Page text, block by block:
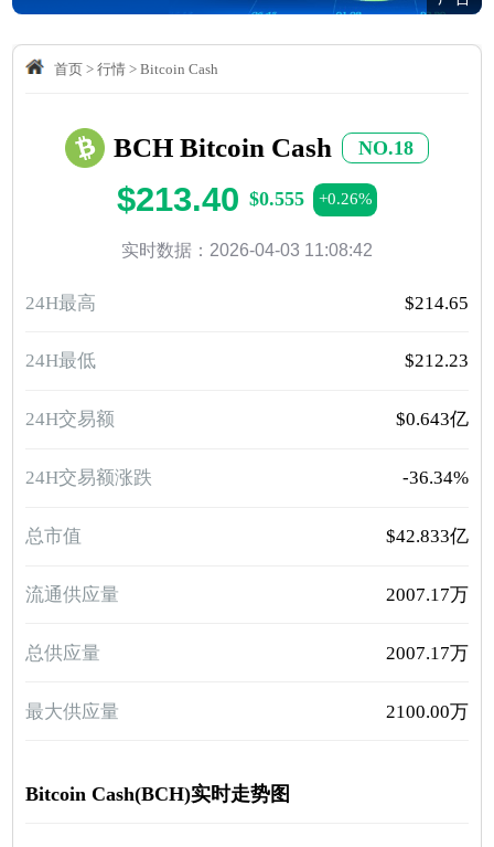
首页> 行情> Bitcoin Cash
BCH Bitcoin Cash NO.18
$213.40 $0.555 +0.26%
实时数据：2026-04-03 11:08:42
24H最高 $214.65
24H最低 $212.23
24H交易额 $0.643亿
24H交易额涨跌 -36.34%
总市值 $42.833亿
流通供应量 2007.17万
总供应量 2007.17万
最大供应量 2100.00万
Bitcoin Cash(BCH)实时走势图